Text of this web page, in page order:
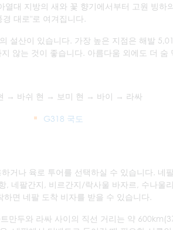
대 지방의 새와 꽃 향기에서부터 고원 빙하
대로"로 여겨집니다.
설산이 있습니다. 가장 높은 지점은 해발
않는 것이 좋습니다. 아름다움 외에도 더 숨
→ 바쉬 현 → 보미 현 → 바이 → 라싸
G318 국도
거나 육로 투어를 선택하실 수 있습니다. 네
, 네팔간지, 비르간지/락사울 바자르, 수나울
면 네팔 도착 비자를 받을 수 있습니다.
만두와 라싸 사이의 직선 거리는 약